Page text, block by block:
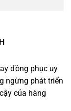
đồng phục uy
ngừng phát triển
của hàng